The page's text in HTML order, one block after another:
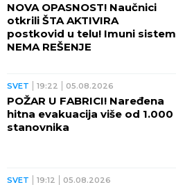
NOVA OPASNOST! Naučnici
otkrili ŠTA AKTIVIRA
postkovid u telu! Imuni sistem
NEMA REŠENJE
SVET 19:22 05.08.2026
POŽAR U FABRICI! Naređena
hitna evakuacija više od 1.000
stanovnika
SVET 19:12 05.08.2026